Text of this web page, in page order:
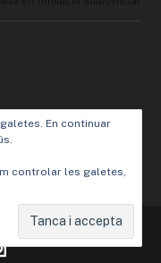
byWordPress
En continuar
controlar les galetes,